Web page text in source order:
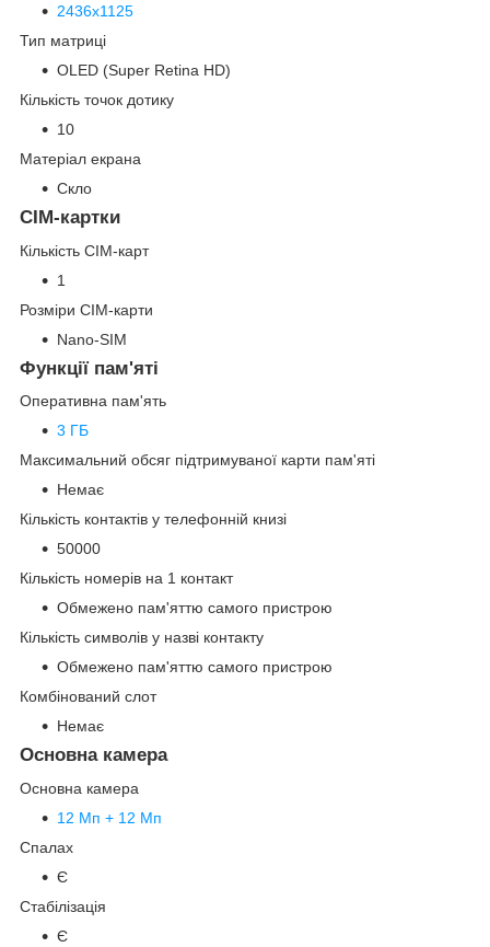
2436х1125
Тип матриці
OLED (Super Retina HD)
Кількість точок дотику
10
Матеріал екрана
Скло
СІМ-картки
Кількість СІМ-карт
1
Розміри СІМ-карти
Nano-SIM
Функції пам'яті
Оперативна пам'ять
3 ГБ
Максимальний обсяг підтримуваної карти пам'яті
Немає
Кількість контактів у телефонній книзі
50000
Кількість номерів на 1 контакт
Обмежено пам'яттю самого пристрою
Кількість символів у назві контакту
Обмежено пам'яттю самого пристрою
Комбінований слот
Немає
Основна камера
Основна камера
12 Мп + 12 Мп
Спалах
Є
Стабілізація
Є